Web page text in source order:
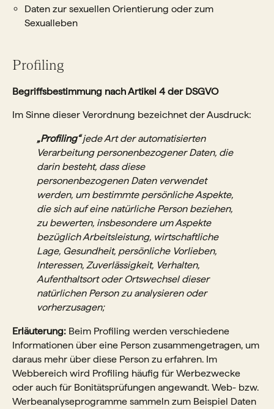
Daten zur sexuellen Orientierung oder zum
Sexualleben
Profiling
Begriffsbestimmung nach Artikel 4 der DSGVO
Im Sinne dieser Verordnung bezeichnet der Ausdruck:
„Profiling“jede Art der automatisierten
Verarbeitung personenbezogener Daten, die
darin besteht, dass diese
personenbezogenen Daten verwendet
werden, um bestimmte persönliche Aspekte,
die sich auf eine natürliche Person beziehen,
zu bewerten, insbesondere um Aspekte
bezüglich Arbeitsleistung, wirtschaftliche
Lage, Gesundheit, persönliche Vorlieben,
Interessen, Zuverlässigkeit, Verhalten,
Aufenthaltsort oder Ortswechsel dieser
natürlichen Person zu analysieren oder
vorherzusagen;
Erläuterung: Beim Profiling werden verschiedene
Informationen über eine Person zusammengetragen, um
daraus mehr über diese Person zu erfahren. Im
Webbereich wird Profiling häufig für Werbezwecke
oder auch für Bonitätsprüfungen angewandt. Web- bzw.
Werbeanalyseprogramme sammeln zum Beispiel Daten